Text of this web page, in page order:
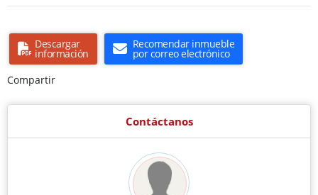
Descargar
información
Recomendar inmueble
por correo electrónico
Compartir
Contáctanos